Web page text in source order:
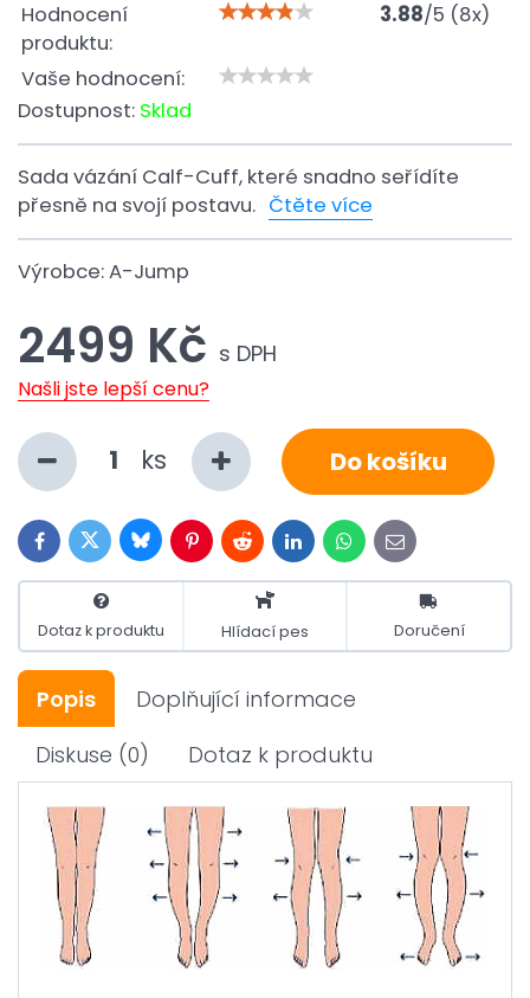
Hodnocení
produktu:
3.88/5 (8x)
Vaše hodnocení:
Dostupnost: Sklad
Sada vázání Calf-Cuff, které snadno seřídíte
přesně na svojí postavu. Čtěte více
Výrobce:A-Jump
2499 Kč s DPH
Našli jste lepší cenu?
ks Do košíku
FacebookTwitterBlueskyPinterestRedditLinkedInWhatsApp
E-
mail
Dotaz k produktu Hlídací pes Doručení
Popis
Doplňující informace
Diskuse (0) Dotaz k produktu